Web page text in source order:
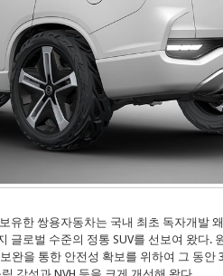
유한 쌍용자동차는 국내 최초 독자개발
글로벌 수준의 정통 SUV를 선보여 왔다.
완을 통한 안전성 확보를 위하여 그 동안